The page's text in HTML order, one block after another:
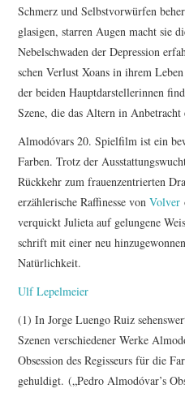
Schmerz und Selbst­vor­würfen
glasigen, starren Augen macht sie
Nebel­schwaden der Depres­sion
schen Verlust Xoans in ihrem
der beiden Haupt­dar­stel­le­rinnen
Szene, die das Altern in
Almo­dóvars 20. Spielfilm ist ein
Farben. Trotz der
Rückkehr zum frau­en­zen­trierten
erzäh­le­ri­sche Raffi­nesse vonVolver
verquickt Julieta auf gelungene
schrift mit einer neu
Natür­lich­keit.
Ulf Lepelmeier
(1) In Jorge Luengo Ruiz
Szenen verschie­dener Werke
Obsession des Regis­seurs für die
gehuldigt. („Pedro Almodóvar’s